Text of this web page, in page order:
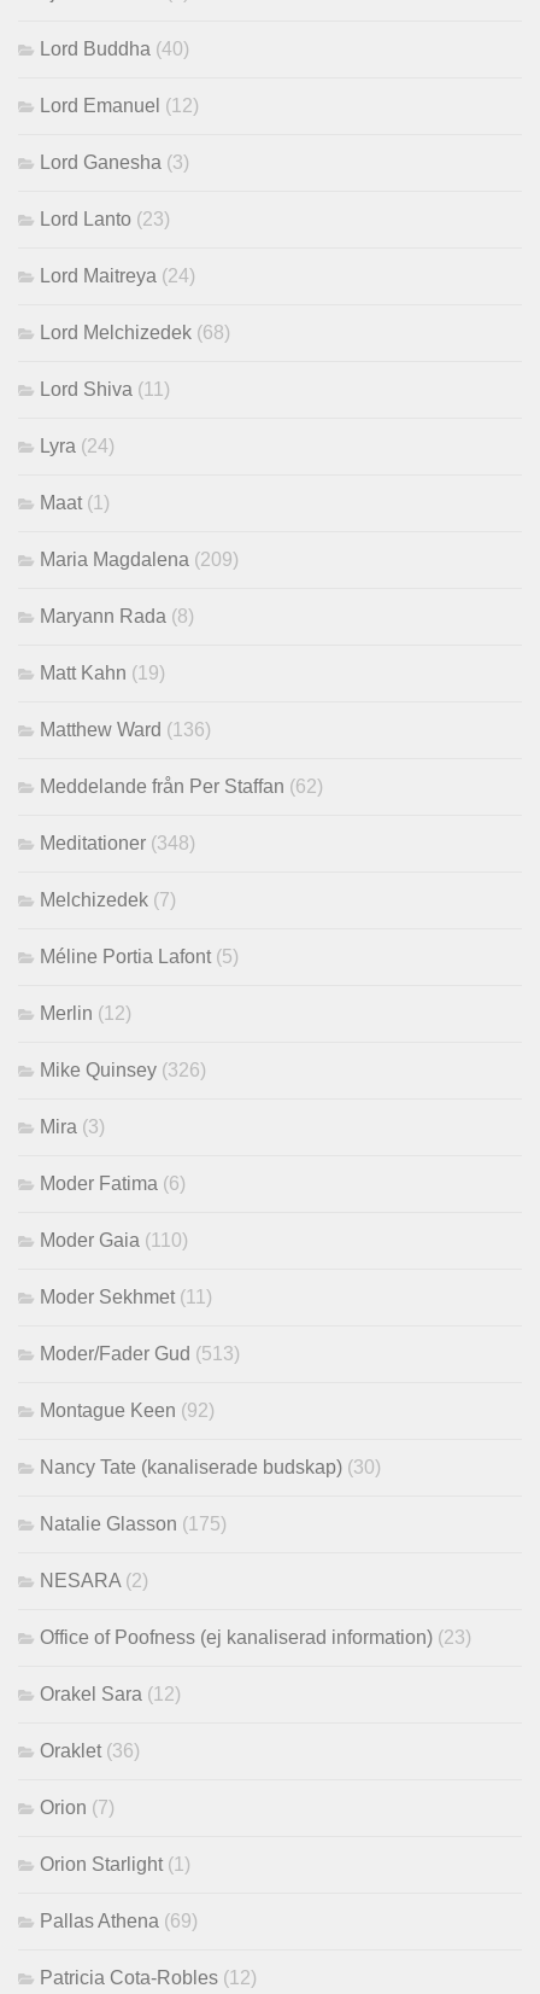
Lord Buddha (40)
Lord Emanuel (12)
Lord Ganesha (3)
Lord Lanto (23)
Lord Maitreya (24)
Lord Melchizedek (68)
Lord Shiva (11)
Lyra (24)
Maat (1)
Maria Magdalena (209)
Maryann Rada (8)
Matt Kahn (19)
Matthew Ward (136)
Meddelande från Per Staffan (62)
Meditationer (348)
Melchizedek (7)
Méline Portia Lafont (5)
Merlin (12)
Mike Quinsey (326)
Mira (3)
Moder Fatima (6)
Moder Gaia (110)
Moder Sekhmet (11)
Moder/Fader Gud (513)
Montague Keen (92)
Nancy Tate (kanaliserade budskap) (30)
Natalie Glasson (175)
NESARA (2)
Office of Poofness (ej kanaliserad information) (23)
Orakel Sara (12)
Oraklet (36)
Orion (7)
Orion Starlight (1)
Pallas Athena (69)
Patricia Cota-Robles (12)